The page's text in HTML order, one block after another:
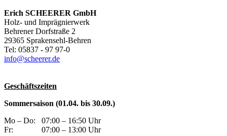
Erich SCHEERER GmbH
Holz- und Imprägnierwerk
Behrener Dorfstraße 2
29365 Sprakensehl-Behren
Tel: 05837 - 97 97-0
info@scheerer.de
Geschäftszeiten
Sommersaison (01.04. bis 30.09.)
Mo – Do:
07:00 – 16:50 Uhr
Fr:
07:00 – 13:00 Uhr